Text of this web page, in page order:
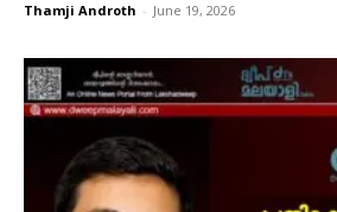
Thamji Androth - June 19, 2026